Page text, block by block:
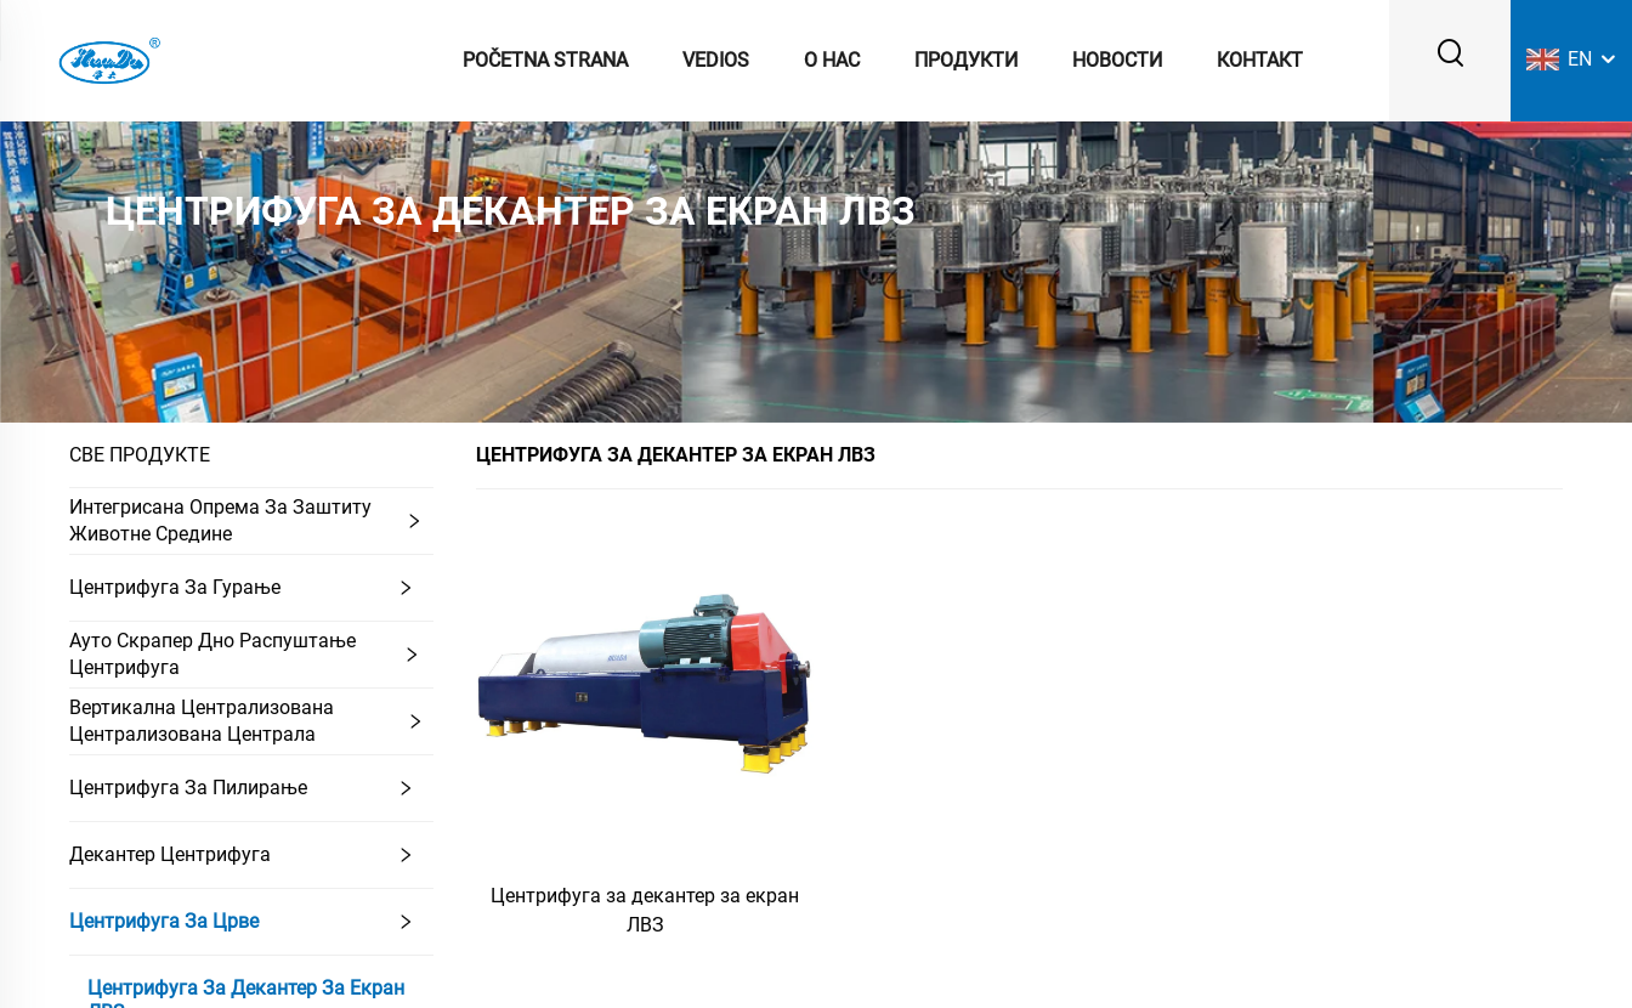
POČETNA STRANA VEDIOS О НАС ПРОДУКТИ НОВОСТИ КОНТАКТ EN
ЦЕНТРИФУГА ЗА ДЕКАНТЕР ЗА ЕКРАН ЛВЗ
СВЕ ПРОДУКТЕ
Интегрисана Опрема За Заштиту
Животне Средине
Центрифуга За Гурање
Ауто Скрапер Дно Распуштање
Центрифуга
Вертикална Централизована
Централизована Централа
Центрифуга За Пилирање
Декантер Центрифуга
Центрифуга За Црве
Центрифуга За Декантер За Екран
ЦЕНТРИФУГА ЗА ДЕКАНТЕР ЗА ЕКРАН ЛВЗ
Центрифуга за декантер за екран
ЛВЗ